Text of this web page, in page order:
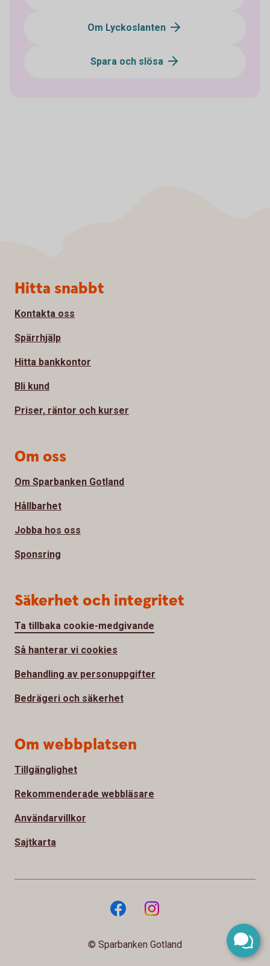
Om Lyckoslanten
Spara och slösa
Sidfot
Hitta snabbt
Kontakta oss
Spärrhjälp
Hitta bankkontor
Bli kund
Priser, räntor och kurser
Om oss
Om Sparbanken Gotland
Hållbarhet
Jobba hos oss
Sponsring
Säkerhet och integritet
Ta tillbaka cookie-medgivande
Så hanterar vi cookies
Behandling av personuppgifter
Bedrägeri och säkerhet
Om webbplatsen
Tillgänglighet
Rekommenderade webbläsare
Användarvillkor
Sajtkarta
© Sparbanken Gotland